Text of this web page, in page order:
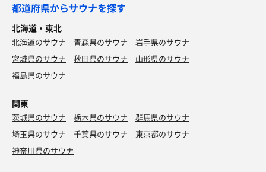
しかし、その前の阪神11Rで渾身の誕生日ワイド(6-7)が的
中して収支はトントンだったのでヨシ😐
「誕生日ソフト」の無茶オーダーにも笑顔で応えてくれた
推しちゃんたちに感謝✨
の出会いに感謝✨
ありが㌧✌
浴室内もかなり混んでいる。
平均年齢が低い…！勇者パーティーだらけ…！
洗体を済ませてプレヒート。
サウナもひっきりなしに勇者たちが出入りする。
薄目でテレビのグーニーズを観ながら上段で10分。
お腹は絶賛消化活動中。
バチコリ渾1をキメてサクッと退散。
自販機にエネルゲンを見つけたので即買い。
見つけたら買ってしまう、それがエネルゲン。
体脂肪をエネルギーに変える、それがエネルゲン。
配 当 7 8 0 円
だかいつもの自分への揺り戻しを強く感じてしまいました
むむむさんがバチコリしたのでウイニングサウナに乗っか
りの反省サウナはホームせせらぎさんにて。
帳消し💨
都道府県からサウナを探す
北海道・東北
北海道のサウナ 青森県のサウナ
岩手県のサウナ
宮城県のサウナ
秋田県のサウナ
山形県のサウナ
福島県のサウナ
関東
茨城県のサウナ 栃木県のサウナ
群馬県のサウナ
埼玉県のサウナ
千葉県のサウナ
東京都のサウナ
神奈川県のサウナ